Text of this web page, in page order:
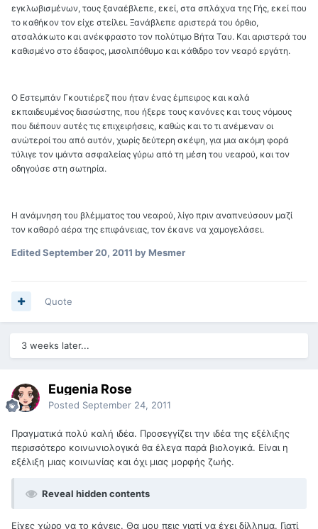
εγκλωβισμένων, τους ξαναέβλεπε, εκεί, στα σπλάχνα της Γής, εκεί που
το καθήκον τον είχε στείλει. Ξανάβλεπε αριστερά του όρθιο,
ατσαλάκωτο και ανέκφραστο τον πολύτιμο Βήτα Ταυ. Και αριστερά του
καθισμένο στο έδαφος, μισολιπόθυμο και κάθιδρο τον νεαρό εργάτη.
Ο Εστεμπάν Γκουτιέρεζ που ήταν ένας έμπειρος και καλά
εκπαιδευμένος διασώστης, που ήξερε τους κανόνες και τους νόμους
που διέπουν αυτές τις επιχειρήσεις, καθώς και το τι ανέμεναν οι
ανώτεροί του από αυτόν, χωρίς δεύτερη σκέψη, για μια ακόμη φορά
τύλιγε τον ιμάντα ασφαλείας γύρω από τη μέση του νεαρού, και τον
οδηγούσε στη σωτηρία.
Η ανάμνηση του βλέμματος του νεαρού, λίγο πριν αναπνεύσουν μαζί
τον καθαρό αέρα της επιφάνειας, τον έκανε να χαμογελάσει.
EditedSeptember 20, 2011 by Mesmer
Quote
3 weeks later...
Eugenia Rose
Posted September 24, 2011
Πραγματικά πολύ καλή ιδέα. Προσεγγίζει την ιδέα της εξέλιξης
περισσότερο κοινωνιολογικά θα έλεγα παρά βιολογικά. Είναι η
εξέλιξη μιας κοινωνίας και όχι μιας μορφής ζωής.
Reveal hidden contents
Είχες χώρο να το κάνεις. Θα μου πεις γιατί να έχει δίλλημα. Γιατί